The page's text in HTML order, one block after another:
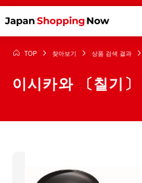
TOP 찾아보기 상품 검색 결과
이시카와 〔칠기